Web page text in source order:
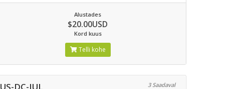
Alustades
$20.00USD
Kord kuus
Telli kohe
3 Saadaval